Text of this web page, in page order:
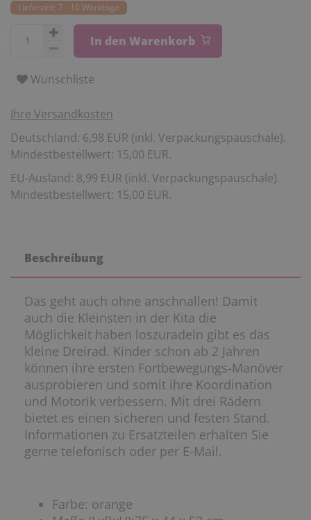
Lieferzeit: 7 - 10 Werktage
In den Warenkorb
Wunschliste
Ihre Versandkosten
Deutschland: 6,98 EUR (inkl. Verpackungspauschale).
Mindestbestellwert: 15,00 EUR.
EU-Ausland: 8,99 EUR (inkl. Verpackungspauschale).
Mindestbestellwert: 15,00 EUR.
Beschreibung
Das geht auch ohne anschnallen! Damit
auch die Kleinsten in der Kita die
Möglichkeit haben loszuradeln gibt es das
kleine Dreirad. Kinder schon ab 2 Jahren
können ihre ersten Fortbewegungs-Manöver
ausprobieren und somit ihre Koordination
und Motorik verbessern. Mit drei Rädern
bietet es einen sicheren und festen Stand.
Informationen zu Ersatzteilen erhalten Sie
gerne telefonisch oder per E-Mail.
Farbe: orange